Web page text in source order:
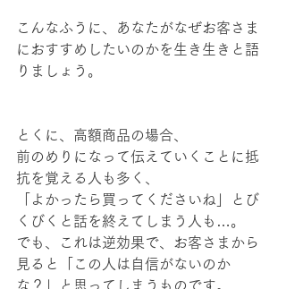
こんなふうに、あなたがなぜお客さま
におすすめしたいのかを生き生きと語
りましょう。
とくに、高額商品の場合、
前のめりになって伝えていくことに抵
抗を覚える人も多く、
「よかったら買ってくださいね」とび
くびくと話を終えてしまう人も…。
でも、これは逆効果で、お客さまから
見ると「この人は自信がないのか
な？」と思ってしまうものです。